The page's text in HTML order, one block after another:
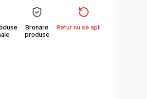
Bronare
produse
Retur nu se aplica*